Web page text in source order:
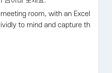
room, with an Excel
to mind and capture th